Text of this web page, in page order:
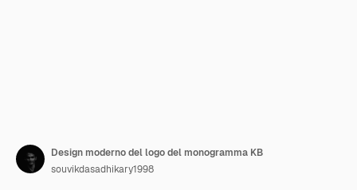
Design moderno del logo del monogramma KB
souvikdasadhikary1998